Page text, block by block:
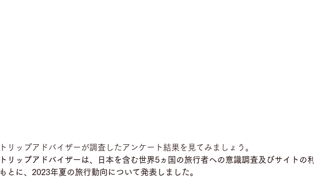
トリップアドバイザーが調査したアンケート結果を見てみましょう。
トリップアドバイザーは、日本を含む世界5ヵ国の旅行者への意識調査及びサイトの
もとに、2023年夏の旅行動向について発表しました。